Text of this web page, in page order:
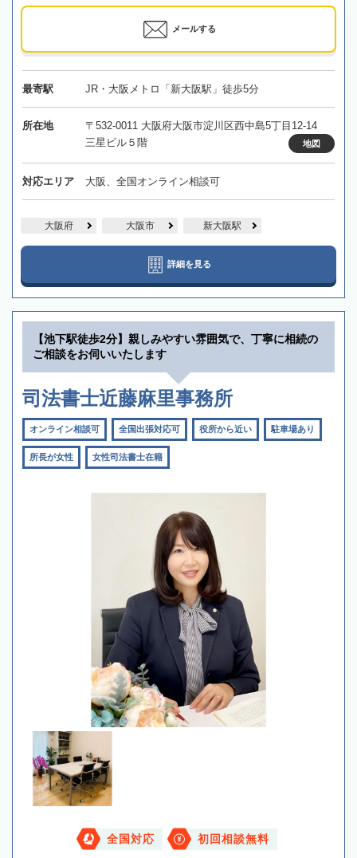
メールする
最寄駅 JR・大阪メトロ「新大阪駅」徒歩5分
所在地
〒532-0011 大阪府大阪市淀川区西中島5丁目12-14
三星ビル５階
地図
対応エリア 大阪、全国オンライン相談可
大阪府 大阪市 新大阪駅
詳細を見る
【池下駅徒歩2分】親しみやすい雰囲気で、丁寧に相続の
ご相談をお伺いいたします
司法書士近藤麻里事務所
オンライン相談可 全国出張対応可 役所から近い 駐車場あり
所長が女性 女性司法書士在籍
全国対応 初回相談無料